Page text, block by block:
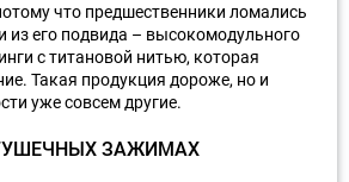
что предшественники ломались
из его подвида – высокомодульного
с титановой нитью, которая
Такая продукция дороже, но и
уже совсем другие.
ЗАЖИМАХ